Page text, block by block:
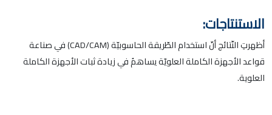
الاستنتاجات:
أظهرتِ النّتائج أنّ استخدام الطّريقة الحاسوبيّة (CAD/CAM) في صناعة
قواعد الأجهزة الكاملة العلويّة يساهمُ في زيادة ثبات الأجهزة الكاملة
العلوية.